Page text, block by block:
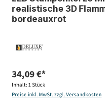
realistische 3D
bordeauxrot
34,09 €*
Inhalt: 1 Stück
Preise inkl. MwSt. zzgl. Versandkosten